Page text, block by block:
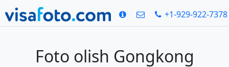
+1-929-922-7378
Foto olish Gongkong